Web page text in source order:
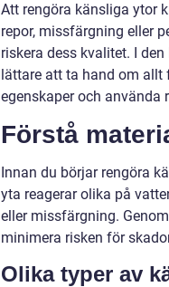
Att rengöra känsliga ytor
repor, missfärgning eller
riskera dess kvalitet. I
lättare att ta hand om allt
egenskaper och använda
Förstå
Innan du börjar rengöra
yta reagerar olika på
eller missfärgning.
minimera risken för
Olika typer av